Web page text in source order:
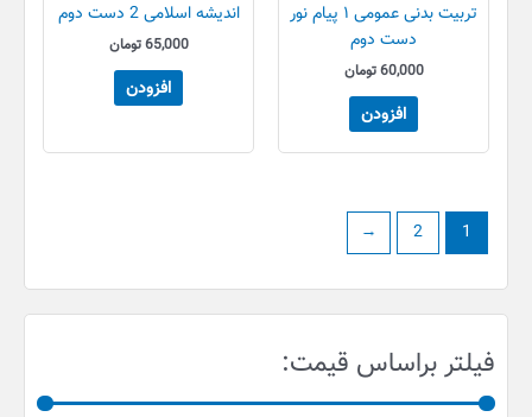
فیلتر براساس قیمت:
اا
تربیت بدنی عمومی ۱ پیام نور
دست دوم
60,000تومان
افزودن
اندیشه اسلامی 2 دست دوم
65,000تومان
افزودن
1
2
←